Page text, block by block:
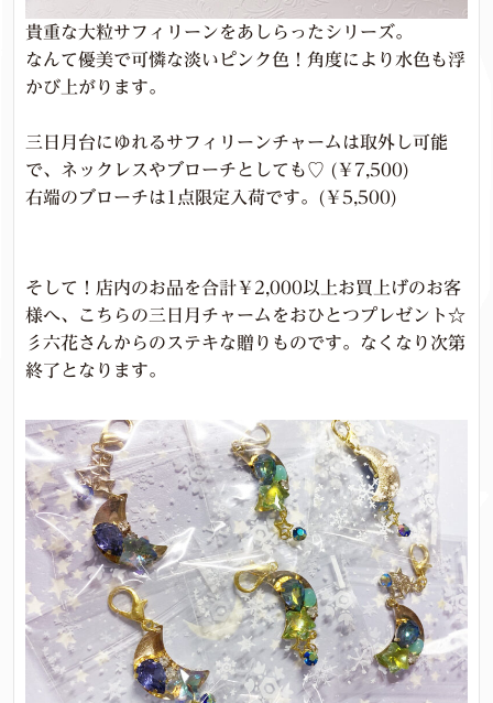
貴重な大粒サフィリーンをあしらったシリーズ。
なんて優美で可憐な淡いピンク色！角度により水色も浮
かび上がります。
三日月台にゆれるサフィリーンチャームは取外し可能
で、ネックレスやブローチとしても♡ (￥7,500)
右端のブローチは1点限定入荷です。(￥5,500)
そして！店内のお品を合計￥2,000以上お買上げのお客
様へ、こちらの三日月チャームをおひとつプレゼント☆
彡六花さんからのステキな贈りものです。なくなり次第
終了となります。